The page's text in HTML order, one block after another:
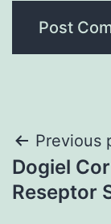
Post
Previous
Dogiel
Reseptor